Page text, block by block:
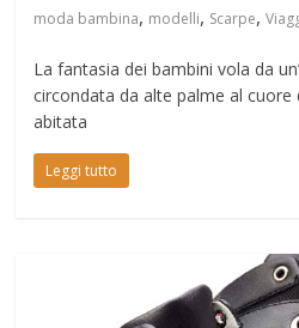
moda bambina, modelli, Scarpe,
La fantasia dei bambini vola da
circondata da alte palme al cuore
abitata
Leggi tutto